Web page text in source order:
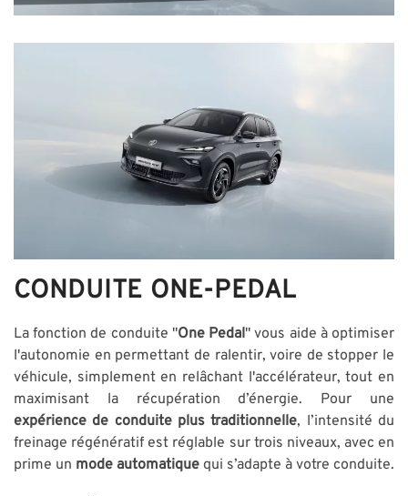
CONDUITE ONE-PEDAL
La fonction de conduite "One Pedal" vous aide à optimiser
l'autonomie en permettant de ralentir, voire de stopper le
véhicule, simplement en relâchant l'accélérateur, tout en
maximisant la récupération d’énergie. Pour une
expérience de conduite plus traditionnelle, l’intensité du
freinage régénératif est réglable sur trois niveaux, avec en
prime un mode automatique qui s’adapte à votre conduite.